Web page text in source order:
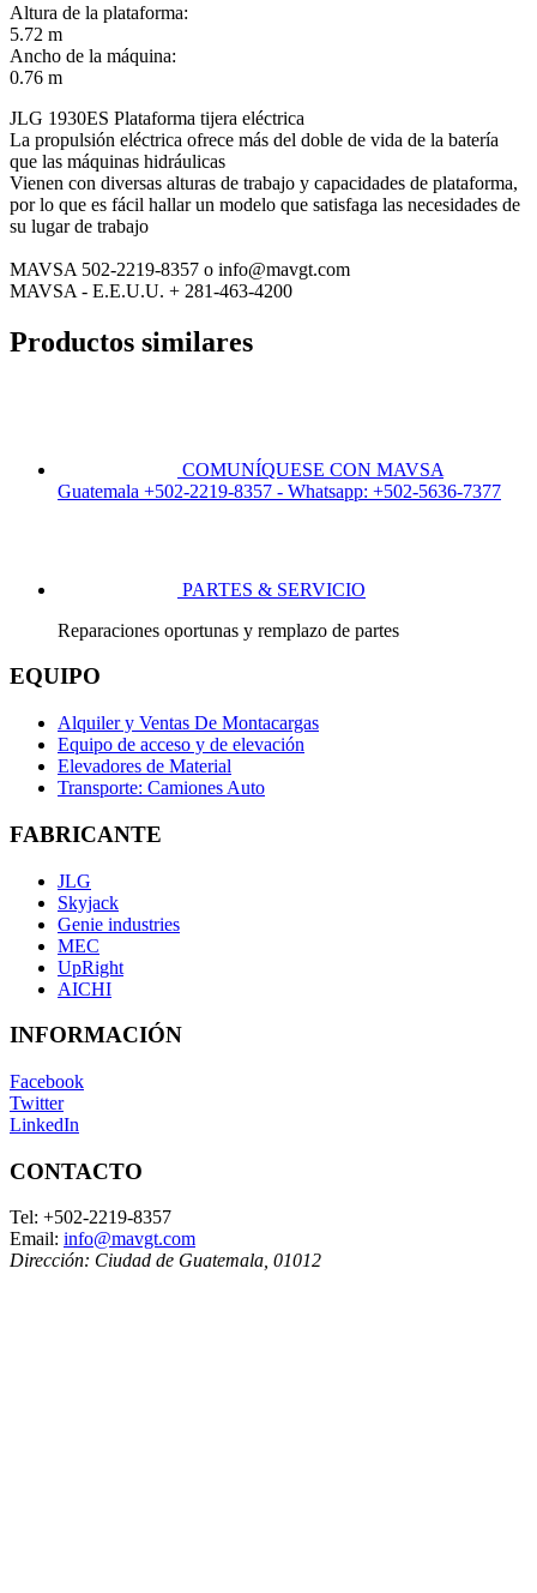
Altura de la plataforma:
5.72 m
Ancho de la máquina:
0.76 m
JLG 1930ES Plataforma tijera eléctrica
La propulsión eléctrica ofrece más del doble de vida de la batería
que las máquinas hidráulicas
Vienen con diversas alturas de trabajo y capacidades de plataforma,
por lo que es fácil hallar un modelo que satisfaga las necesidades de
su lugar de trabajo
MAVSA 502-2219-8357 o info@mavgt.com
MAVSA - E.E.U.U. + 281-463-4200
Productos similares
COMUNÍQUESE CON MAVSA
Guatemala +502-2219-8357 - Whatsapp: +502-5636-7377
PARTES & SERVICIO
Reparaciones oportunas y remplazo de partes
EQUIPO
Alquiler y Ventas De Montacargas
Equipo de acceso y de elevación
Elevadores de Material
Transporte: Camiones Auto
FABRICANTE
JLG
Skyjack
Genie industries
MEC
UpRight
AICHI
INFORMACIÓN
Facebook
Twitter
LinkedIn
CONTACTO
Tel: +502-2219-8357
Email: info@mavgt.com
Dirección: Ciudad de Guatemala 01012